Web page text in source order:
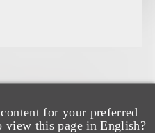
for your preferred
view this page in English?